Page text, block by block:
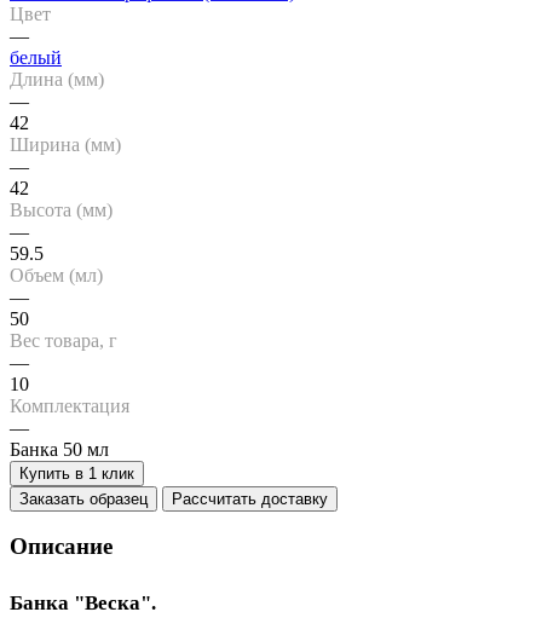
Цвет
—
белый
Длина (мм)
—
42
Ширина (мм)
—
42
Высота (мм)
—
59.5
Объем (мл)
—
50
Вес товара, г
—
10
Комплектация
—
Банка 50 мл
Купить в 1 клик
Заказать образец
Рассчитать доставку
Описание
Банка "Веска".